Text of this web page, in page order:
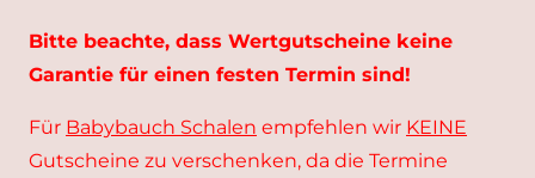
Bitte beachte, dass Wertgutscheine keine
Garantie für einen festen Termin sind!
Für Babybauch Schalen empfehlen wir KEINE
Gutscheine zu verschenken, da die Termine